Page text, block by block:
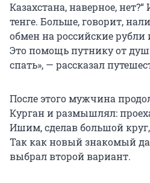
Казахстана, наверное,
тенге. Больше, говорит,
обмен на российские
Это помощь путнику от
спать», — рассказал
После этого мужчина
Курган и размышлял:
Ишим, сделав большой
Так как новый знакомый
выбрал второй вариант.